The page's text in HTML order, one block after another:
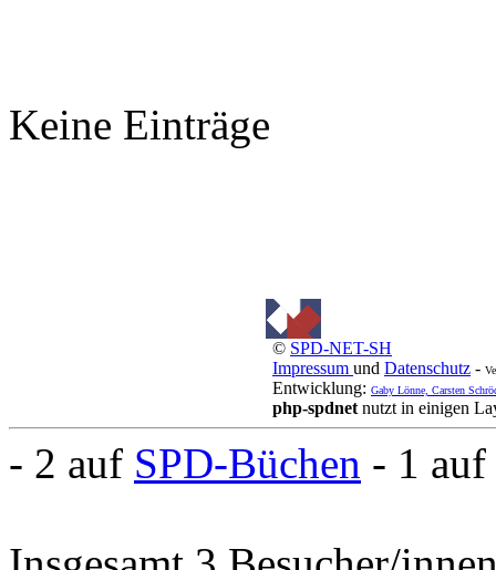
Keine Einträge
© SPD-NET-SH
Impressum und Datenschutz -
Entwicklung: Gaby Lönne, Carsten
php-spdnet nutzt in einigen
- 2 auf SPD-Büchen - 1 auf